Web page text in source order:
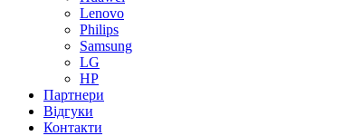
Lenovo
Philips
Samsung
LG
HP
Партнери
Вiдгуки
Контакти